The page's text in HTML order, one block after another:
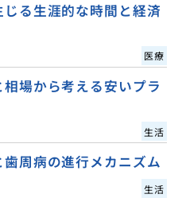
る生涯的な時間と経済
医療
場から考える安いプラ
生活
周病の進行メカニズム
生活